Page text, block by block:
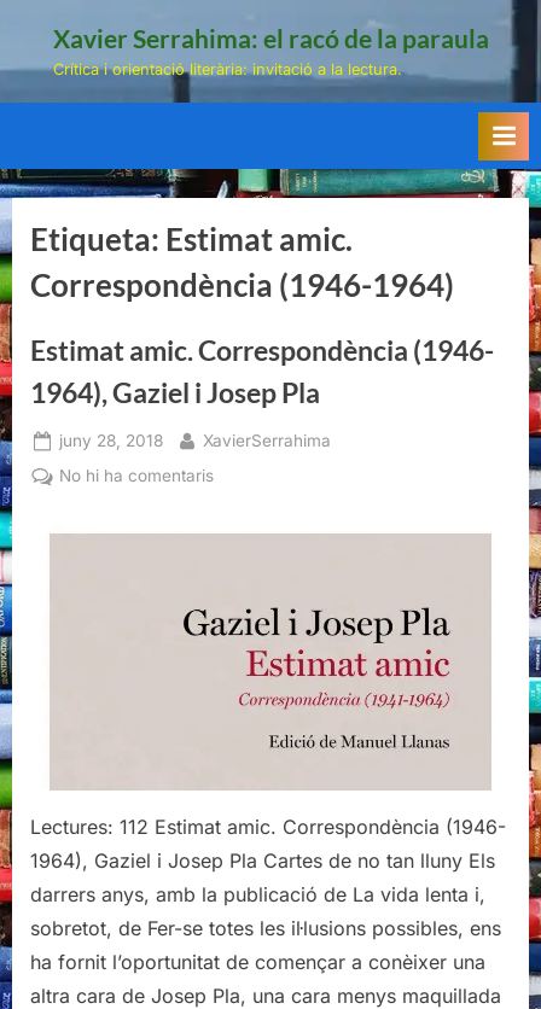
Xavier Serrahima: el racó de la paraula
Crítica i orientació literària: invitació a la lectura.
Etiqueta: Estimat amic.
Correspondència (1946-1964)
Estimat amic. Correspondència (1946-
1964), Gaziel i Josep Pla
Posted
on
juny 28, 2018 By
XavierSerrahima
No hi ha comentarisa
amic.
1964),
Gaziel
Josep
Lectures: 112 Estimat amic. Correspondència (1946-
1964), Gaziel i Josep Pla Cartes de no tan lluny Els
darrers anys, amb la publicació de La vida lenta i,
sobretot, de Fer-se totes les il·lusions possibles, ens
ha fornit l’oportunitat de començar a conèixer una
altra cara de Josep Pla, una cara menys maquillada